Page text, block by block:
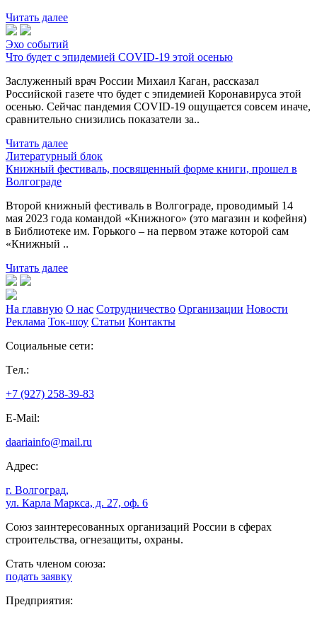
Читать далее
Эхо событий
Что будет с эпидемией COVID-19 этой осенью
Заслуженный врач России Михаил Каган, рассказал
Российской газете что будет с эпидемией Коронавируса этой
осенью. Сейчас пандемия COVID-19 ощущается совсем иначе,
сравнительно снизились показатели за..
Читать далее
Литературный блок
Книжный фестиваль, посвященный форме книги, прошел в
Волгограде
Второй книжный фестиваль в Волгограде, проводимый 14
мая 2023 года командой «Книжного» (это магазин и кофейня)
в Библиотеке им. Горького – на первом этаже которой сам
«Книжный ..
Читать далее
На главную О нас Сотрудничество Организации Новости
Реклама Ток-шоу Статьи Контакты
Социальные сети:
Tел.:
+7 (927) 258-39-83
E-Mail:
daariainfo@mail.ru
Адрес:
г. Волгоград,
ул. Карла Маркса, д. 27, оф. 6
Союз заинтересованных организаций России в сферах
строительства, огнезащиты, охраны.
Стать членом союза:
подать заявку
Предприятия: